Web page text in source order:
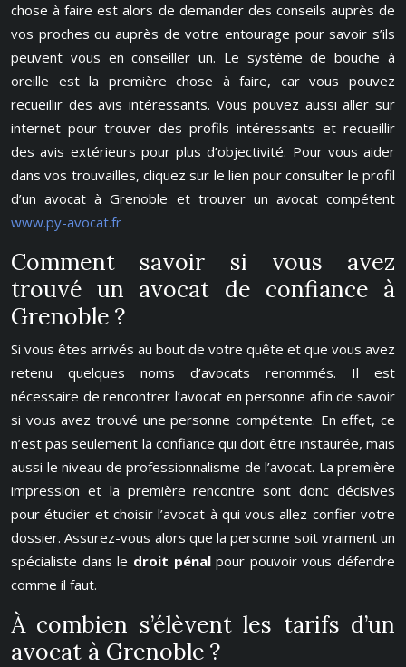
chose à faire est alors de demander des conseils auprès de
vos proches ou auprès de votre entourage pour savoir s’ils
peuvent vous en conseiller un. Le système de bouche à
oreille est la première chose à faire, car vous pouvez
recueillir des avis intéressants. Vous pouvez aussi aller sur
internet pour trouver des profils intéressants et recueillir
des avis extérieurs pour plus d’objectivité. Pour vous aider
dans vos trouvailles, cliquez sur le lien pour consulter le profil
d’un avocat à Grenoble et trouver un avocat compétent
www.py-avocat.fr
Comment savoir si vous avez
trouvé un avocat de confiance à
Grenoble ?
Si vous êtes arrivés au bout de votre quête et que vous avez
retenu quelques noms d’avocats renommés. Il est
nécessaire de rencontrer l’avocat en personne afin de savoir
si vous avez trouvé une personne compétente. En effet, ce
n’est pas seulement la confiance qui doit être instaurée, mais
aussi le niveau de professionnalisme de l’avocat. La première
impression et la première rencontre sont donc décisives
pour étudier et choisir l’avocat à qui vous allez confier votre
dossier. Assurez-vous alors que la personne soit vraiment un
spécialiste dans le droit pénalpour pouvoir vous défendre
comme il faut.
À combien s’élèvent les tarifs d’un
avocat à Grenoble ?